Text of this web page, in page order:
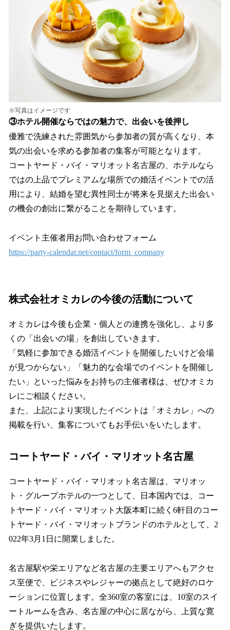
※写真はイメージです
③ホテル開催ならではの魅力で、出会いを後押し
優雅で洗練された雰囲気から参加者の質が高くなり、本
気の出会いを求める参加者の集客が可能となります。
コートヤード・バイ・マリオット名古屋の、ホテルなら
ではの上品でプレミアムな場所での婚活イベントでの活
用により、結婚を望む異性同士が将来を見据えた出会い
の機会の創出に繋がることを期待しています。
イベント主催者用お問い合わせフォーム
https://party-calendar.net/contact/form_company
株式会社オミカレの今後の活動について
オミカレは今後も企業・個人との連携を強化し、より多
くの「出会いの場」を創出していきます。
「気軽に参加できる婚活イベントを開催したいけど会場
が見つからない」「魅力的な会場でのイベントを開催し
たい」といった悩みをお持ちの主催者様は、ぜひオミカ
レにご相談ください。
また、上記により実現したイベントは「オミカレ」への
掲載を行い、集客についてもお手伝いをいたします。
コートヤード・バイ・マリオット名古屋
コートヤード・バイ・マリオット名古屋は、マリオッ
ト・グループホテルの一つとして、日本国内では、コー
トヤード・バイ・マリオット大阪本町に続く6軒目のコー
トヤード・バイ・マリオットブランドのホテルとして、2
022年3月1日に開業しました。
名古屋駅や栄エリアなど名古屋の主要エリアへもアクセ
ス至便で、ビジネスやレジャーの拠点として絶好のロケ
ーションに位置します。全360室の客室には、10室のスイ
ートルームを含み、名古屋の中心に居ながら、上質な寛
ぎを提供いたします。